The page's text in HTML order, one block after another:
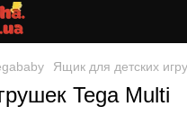
Ящик для детских
Tega Multi